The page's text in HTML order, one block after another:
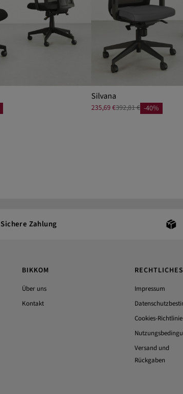
Silvana
235,69 €392,81 € -40%
Sichere Zahlung
BIKKOM
Über uns
Kontakt
RECHTLICHES
Impressum
Cookies-Richtlinie
Versand und
Rückgaben